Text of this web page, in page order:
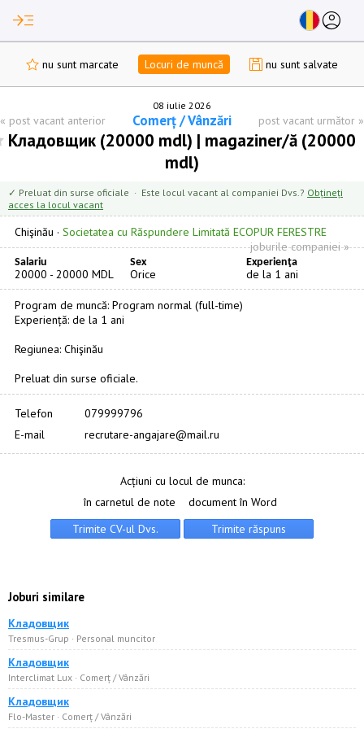
read_more account_circle
nu sunt marcate Locuri de muncă nu sunt salvate
08 iulie 2026
« post vacant anterior Comerț / Vânzări post vacant următor »
Кладовщик (20000 mdl) | magaziner/ă (20000
mdl)
✓ Preluat din surse oficiale · Este locul vacant al companiei Dvs.? Obțineți
acces la locul vacant
Chişinău · Societatea cu Răspundere Limitată ECOPUR FERESTRE
joburile companiei »
Salariu Sex Experienţa
20000 - 20000 MDL Orice de la 1 ani
Program de muncă: Program normal (full-time)
Experiență: de la 1 ani
Regiunea: Chişinău
Preluat din surse oficiale.
Telefon
079999796
E-mail
recrutare-angajare@mail.ru
Acțiuni cu locul de munca:
în carnetul de note
document în Word
Joburi similare
Кладовщик
Tresmus-Grup · Personal muncitor
Кладовщик
Interclimat Lux · Comerț / Vânzări
Кладовщик
Flo-Master · Comerț / Vânzări